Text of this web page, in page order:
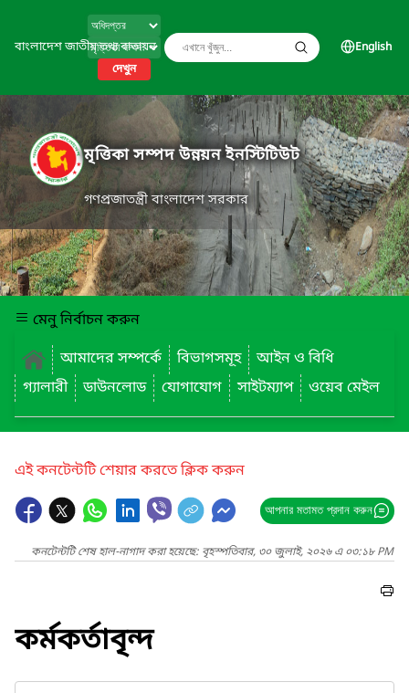
বাংলাদেশ জাতীয় তথ্য বাতায়ন
দেখুন
English
মৃত্তিকা সম্পদ উন্নয়ন ইনস্টিটিউট
গণপ্রজাতন্ত্রী বাংলাদেশ সরকার
মেনু নির্বাচন করুন
আমাদের সম্পর্কে
বিভাগসমূহ
আইন ও বিধি
গ্যালারী
ডাউনলোড যোগাযোগ সাইটম্যাপ ওয়েব মেইল
এই কনটেন্টটি শেয়ার করতে ক্লিক করুন
আপনার মতামত প্রদান করুন
কনটেন্টটি শেষ হাল-নাগাদ করা হয়েছে: বৃহস্পতিবার, ৩০ জুলাই, ২০২৬ এ ০৩:১৮ PM
কর্মকর্তাবৃন্দ